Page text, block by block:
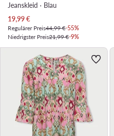
Jeanskleid · Blau
Aktueller Preis
19,99€
Regulärer Preis44,99 €-55%
Niedrigster Preis21,99 €-9%